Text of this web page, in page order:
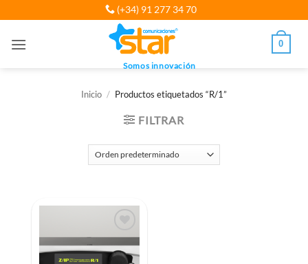
al
(+34) 91 277 34 70
Somos innovación
0
Inicio / Productos etiquetados “R/1”
FILTRAR